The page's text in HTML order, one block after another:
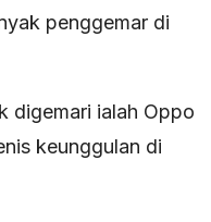
penggemar di
digemari ialah Oppo
keunggulan di